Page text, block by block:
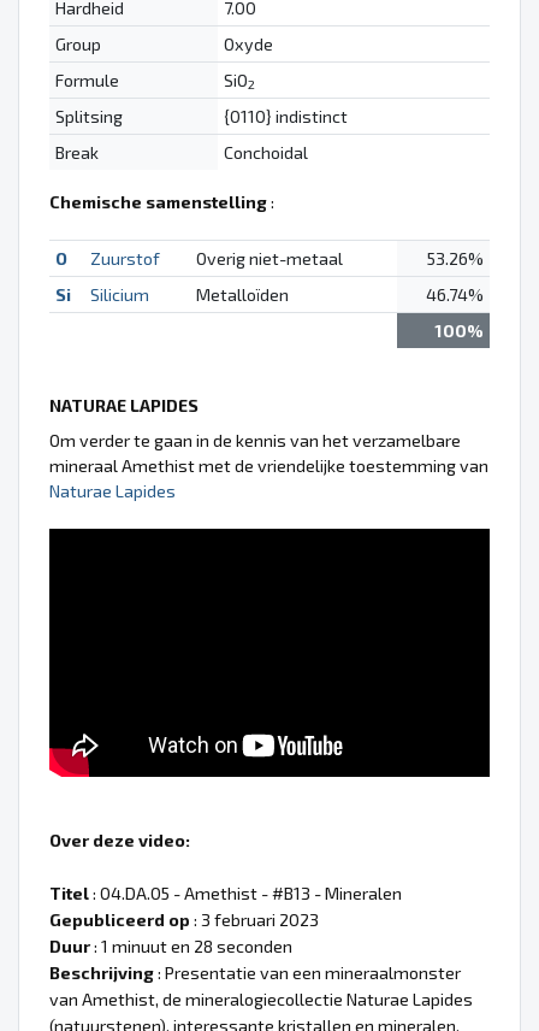
Hardheid
7.00
Group
Oxyde
Formule
SiO2
Splitsing
{0110} indistinct
Break
Conchoidal
Chemische samenstelling:
O Zuurstof Overig niet-metaal
53.26%
Si
Silicium Metalloïden
46.74%
100%
NATURAE LAPIDES
Om verder te gaan in de kennis van het verzamelbare
mineraal Amethist met de vriendelijke toestemming van
Naturae Lapides
Over deze video:
Titel: 04.DA.05 - Amethist - #B13 - Mineralen
Gepubliceerd op : 3 februari 2023
Duur: 1 minuut en 28 seconden
Beschrijving: Presentatie van een mineraalmonster
van Amethist, de mineralogiecollectie Naturae Lapides
(natuurstenen), interessante kristallen en mineralen.